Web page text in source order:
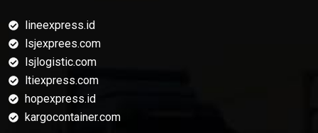
lineexpress.id
lsjexprees.com
lsjlogistic.com
ltiexpress.com
hopexpress.id
kargocontainer.com